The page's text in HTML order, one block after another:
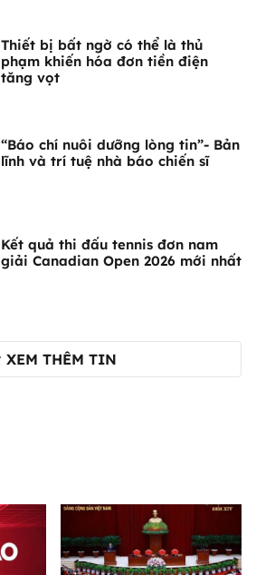
Thiết bị bất ngờ có thể là thủ
phạm khiến hóa đơn tiền điện
tăng vọt
“Báo chí nuôi dưỡng lòng tin”- Bản
lĩnh và trí tuệ nhà báo chiến sĩ
Kết quả thi đấu tennis đơn nam
giải Canadian Open 2026 mới nhất
XEM THÊM TIN